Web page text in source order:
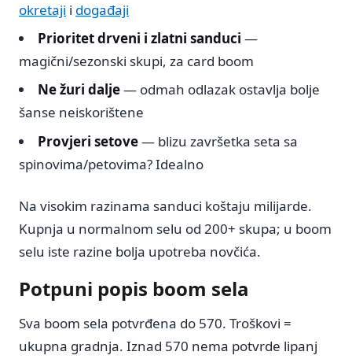
okretaji i događaji
Prioritet drveni i zlatni sanduci —
magični/sezonski skupi, za card boom
Ne žuri dalje— odmah odlazak ostavlja bolje
šanse neiskorištene
Provjeri setove— blizu završetka seta sa
spinovima/petovima? Idealno
Na visokim razinama sanduci koštaju milijarde.
Kupnja u normalnom selu od 200+ skupa; u boom
selu iste razine bolja upotreba novčića.
Potpuni popis boom sela
Sva boom sela potvrđena do 570. Troškovi =
ukupna gradnja. Iznad 570 nema potvrde lipanj